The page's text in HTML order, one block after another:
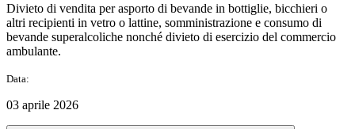
Divieto di vendita per asporto di bevande in bottiglie, bicchieri o
altri recipienti in vetro o lattine, somministrazione e consumo di
bevande superalcoliche nonché divieto di esercizio del commercio
ambulante.
Data:
03 aprile 2026